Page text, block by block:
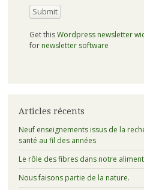
Get thisWordpress newsletter
for newsletter software
Articles récents
Neuf enseignements issus de la
santé au fil des années
Le rôle des fibres dans notre
Nous faisons partie de la nature.